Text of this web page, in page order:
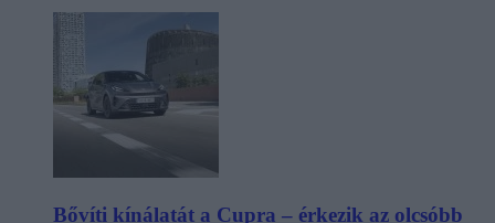
Bővíti kínálatát a Cupra – érkezik az olcsóbb